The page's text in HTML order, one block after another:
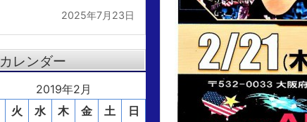
2025年7月23日
カレンダー
2019年2月
火 水 木 金 土
日